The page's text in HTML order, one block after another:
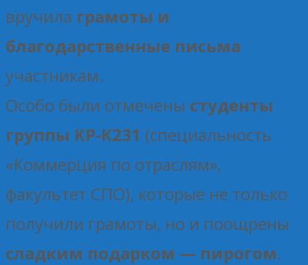
вручила грамоты и
благодарственные письма
участникам.
Особо были отмечены студенты
группы КР-К231 (специальность
«Коммерция по отраслям»,
факультет СПО), которые не только
получили грамоты, но и поощрены
сладким подарком — пирогом.